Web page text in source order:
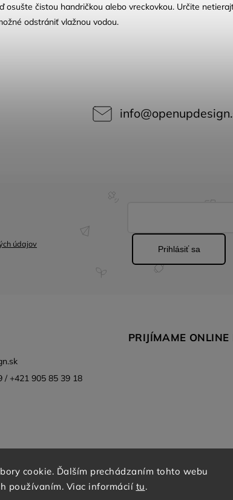
cookie. Ďalším prechádzaním tohto webu
používaním. Viac informácií tu.
osušte čistou handričkou alebo vreckovkou. Určite
odstrániť vlažnou vodou.
info@
/ +421 905 85 39 18
PRIJÍMAME ONLINE
údajov
Prihlásiť sa
a Adatelier